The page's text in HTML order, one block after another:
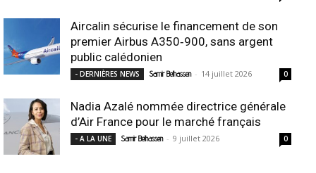
Aircalin sécurise le financement de son
premier Airbus A350‑900, sans argent
public calédonien
- DERNIÈRES NEWS Samir Belhassen - 14 juillet 2026 0
Nadia Azalé nommée directrice générale
d’Air France pour le marché français
- A LA UNE Samir Belhassen - 9 juillet 2026 0